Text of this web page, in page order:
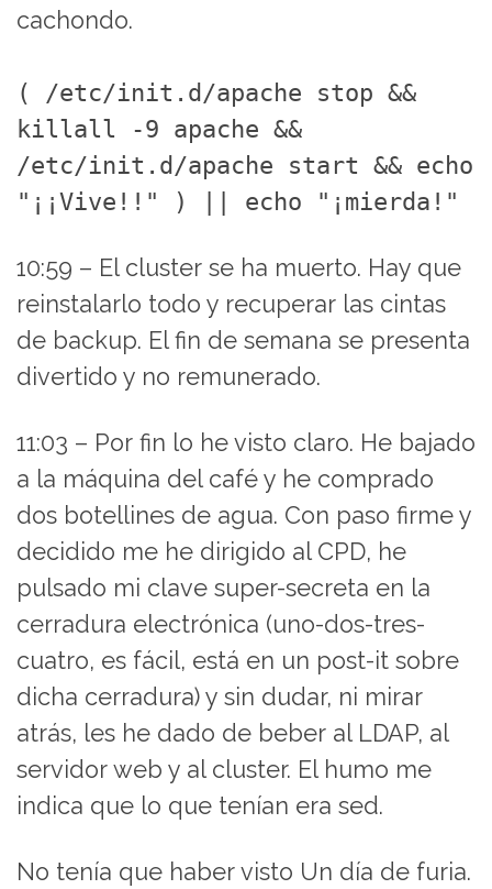
cachondo.
( /etc/init.d/apache stop &&
killall -9 apache &&
/etc/init.d/apache start && echo
"¡¡Vive!!" ) || echo "¡mierda!"
10:59 – El cluster se ha muerto. Hay que
reinstalarlo todo y recuperar las cintas
de backup. El fin de semana se presenta
divertido y no remunerado.
11:03 – Por fin lo he visto claro. He bajado
a la máquina del café y he comprado
dos botellines de agua. Con paso firme y
decidido me he dirigido al CPD, he
pulsado mi clave super-secreta en la
cerradura electrónica (uno-dos-tres-
cuatro, es fácil, está en un post-it sobre
dicha cerradura) y sin dudar, ni mirar
atrás, les he dado de beber al LDAP, al
servidor web y al cluster. El humo me
indica que lo que tenían era sed.
No tenía que haber visto Un día de furia.